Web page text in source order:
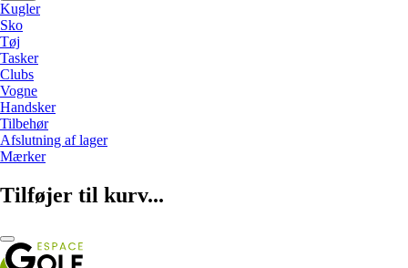
Kugler
Sko
Tøj
Tasker
Clubs
Vogne
Handsker
Tilbehør
Afslutning af lager
Mærker
Tilføjer til kurv...